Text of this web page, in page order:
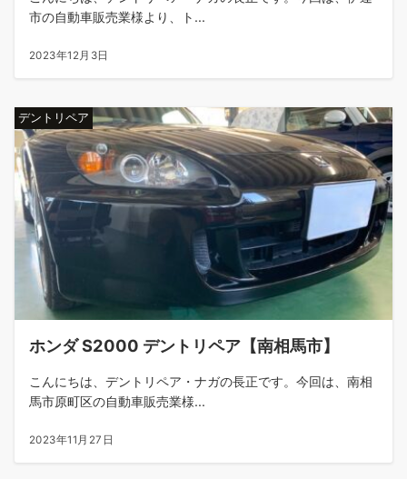
市の自動車販売業様より、ト...
2023年12月3日
デントリペア
ホンダ S2000 デントリペア【南相馬市】
こんにちは、デントリペア・ナガの長正です。今回は、南相
馬市原町区の自動車販売業様...
2023年11月27日